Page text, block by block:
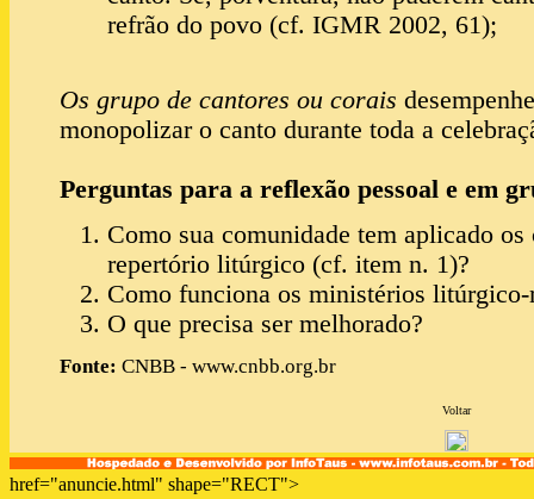
refrão do povo (cf. IGMR 2002, 61);
Os grupo de cantores ou corais
monopolizar o canto durante toda a
Perguntas para a reflexão pessoal e em
Como sua comunidade tem aplicado
repertório litúrgico (cf. item n. 1)?
Como funciona os ministérios
O que precisa ser melhorado?
Fonte: CNBB - www.cnbb.org.br
Voltar
href="anuncie.html" shape="RECT">